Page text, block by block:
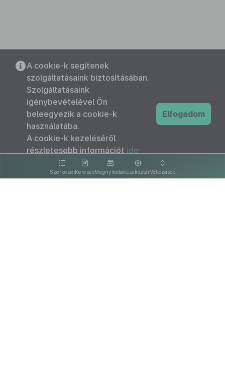
SzerkezetKeresésMegnyitottakEszköztárVáltozások
A cookie-k segítenek
szolgáltatásaink biztosításában.
Szolgáltatásaink
igénybevételével Ön
beleegyezik a cookie-k
használatába.
A cookie-k kezeléséről
részletesebb információt ide
kattintva olvashat.
Elfogadom